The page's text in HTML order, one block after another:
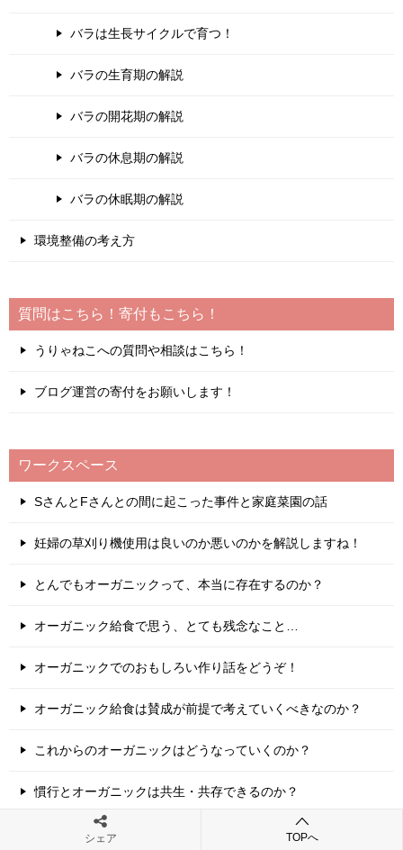
バラは生長サイクルで育つ！
バラの生育期の解説
バラの開花期の解説
バラの休息期の解説
バラの休眠期の解説
環境整備の考え方
質問はこちら！寄付もこちら！
うりゃねこへの質問や相談はこちら！
ブログ運営の寄付をお願いします！
ワークスペース
SさんとFさんとの間に起こった事件と家庭菜園の話
妊婦の草刈り機使用は良いのか悪いのかを解説しますね！
とんでもオーガニックって、本当に存在するのか？
オーガニック給食で思う、とても残念なこと…
オーガニックでのおもしろい作り話をどうぞ！
オーガニック給食は賛成が前提で考えていくべきなのか？
これからのオーガニックはどうなっていくのか？
慣行とオーガニックは共生・共存できるのか？
「植物栽培＝農業」で語られているからわけがわからなくな
シェア TOPへ